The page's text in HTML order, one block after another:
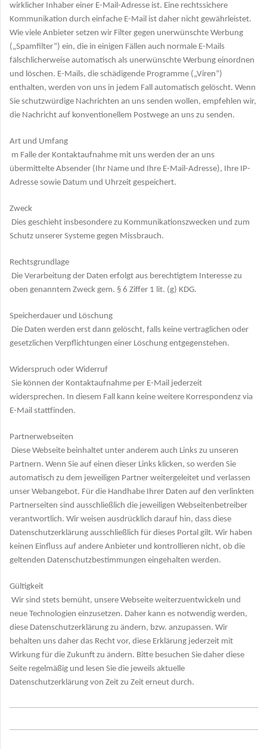
wirklicher Inhaber einer E-Mail-Adresse ist. Eine rechtssichere
Kommunikation durch einfache E-Mail ist daher nicht gewährleistet.
Wie viele Anbieter setzen wir Filter gegen unerwünschte Werbung
(„Spamfilter”) ein, die in einigen Fällen auch normale E-Mails
fälschlicherweise automatisch als unerwünschte Werbung einordnen
und löschen. E-Mails, die schädigende Programme („Viren”)
enthalten, werden von uns in jedem Fall automatisch gelöscht. Wenn
Sie schutzwürdige Nachrichten an uns senden wollen, empfehlen wir,
die Nachricht auf konventionellem Postwege an uns zu senden.
Art und Umfang
m Falle der Kontaktaufnahme mit uns werden der an uns
übermittelte Absender (Ihr Name und Ihre E-Mail-Adresse), Ihre IP-
Adresse sowie Datum und Uhrzeit gespeichert.
Zweck
Dies geschieht insbesondere zu Kommunikationszwecken und zum
Schutz unserer Systeme gegen Missbrauch.
Rechtsgrundlage
Die Verarbeitung der Daten erfolgt aus berechtigtem Interesse zu
oben genanntem Zweck gem. § 6 Ziffer 1 lit. (g) KDG.
Speicherdauer und Löschung
Die Daten werden erst dann gelöscht, falls keine vertraglichen oder
gesetzlichen Verpflichtungen einer Löschung entgegenstehen.
Widerspruch oder Widerruf
Sie können der Kontaktaufnahme per E-Mail jederzeit
widersprechen. In diesem Fall kann keine weitere Korrespondenz via
E-Mail stattfinden.
Partnerwebseiten
Diese Webseite beinhaltet unter anderem auch Links zu unseren
Partnern. Wenn Sie auf einen dieser Links klicken, so werden Sie
automatisch zu dem jeweiligen Partner weitergeleitet und verlassen
unser Webangebot. Für die Handhabe Ihrer Daten auf den verlinkten
Partnerseiten sind ausschließlich die jeweiligen Webseitenbetreiber
verantwortlich. Wir weisen ausdrücklich darauf hin, dass diese
Datenschutzerklärung ausschließlich für dieses Portal gilt. Wir haben
keinen Einfluss auf andere Anbieter und kontrollieren nicht, ob die
geltenden Datenschutzbestimmungen eingehalten werden.
Gültigkeit
Wir sind stets bemüht, unsere Webseite weiterzuentwickeln und
neue Technologien einzusetzen. Daher kann es notwendig werden,
diese Datenschutzerklärung zu ändern, bzw. anzupassen. Wir
behalten uns daher das Recht vor, diese Erklärung jederzeit mit
Wirkung für die Zukunft zu ändern. Bitte besuchen Sie daher diese
Seite regelmäßig und lesen Sie die jeweils aktuelle
Datenschutzerklärung von Zeit zu Zeit erneut durch.